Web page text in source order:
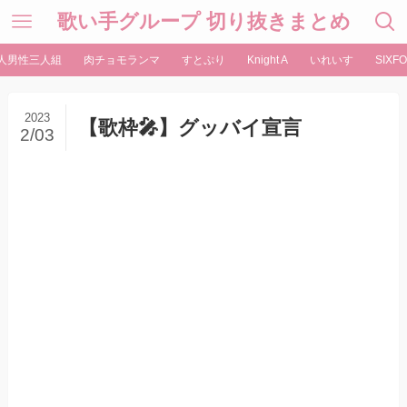
歌い手グループ 切り抜きまとめ
男性三人組 肉チョモランマ すとぷり Knight A いれいす
【歌枠🎤】グッバイ宣言
2023
2/03